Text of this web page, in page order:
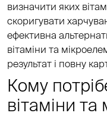
визначити яких
скоригувати
ефективна
вітаміни та
результат і повну
Кому
вітаміни